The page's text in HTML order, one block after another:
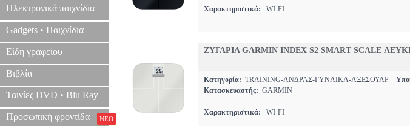
Ηλεκτρονικά παιχνίδια
Gadgets • Παιχνίδια
Είδη γραφείου
Βιβλία
Ταινίες DVD • Blu Ray
Προσωπική φροντίδα ΝΕΟ
Χαρακτηριστικά: WI-FI
ΖΥΓΑΡΙΑ GARMIN INDEX S2 SMART SCALE
Κατηγορία: TRAINING-ΑΝΔΡΑΣ-ΓΥΝΑΙΚΑ-ΑΞΕΣΟΥΑΡ
Κατασκευαστής: GARMIN
Χαρακτηριστικά: WI-FI